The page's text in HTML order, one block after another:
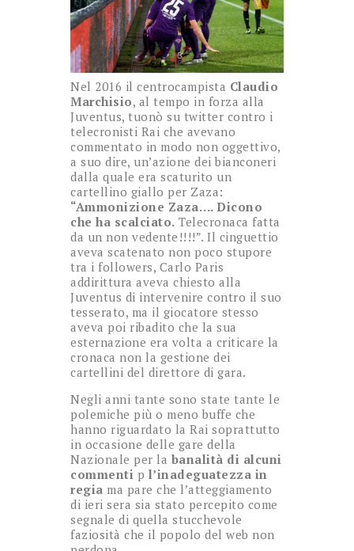
Nel 2016 il centrocampista Claudio
Marchisio, al tempo in forza alla
Juventus, tuonò su twitter contro i
telecronisti Rai che avevano
commentato in modo non oggettivo,
a suo dire, un’azione dei bianconeri
dalla quale era scaturito un
cartellino giallo per Zaza:
“Ammonizione Zaza…. Dicono
che ha scalciato. Telecronaca fatta
da un non vedente!!!!”. Il cinguettio
aveva scatenato non poco stupore
tra i followers, Carlo Paris
addirittura aveva chiesto alla
Juventus di intervenire contro il suo
tesserato, ma il giocatore stesso
aveva poi ribadito che la sua
esternazione era volta a criticare la
cronaca non la gestione dei
cartellini del direttore di gara.
Negli anni tante sono state tante le
polemiche più o meno buffe che
hanno riguardato la Rai soprattutto
in occasione delle gare della
Nazionale per la banalità di alcuni
commenti p l’inadeguatezza in
regia ma pare che l’atteggiamento
di ieri sera sia stato percepito come
segnale di quella stucchevole
faziosità che il popolo del web non